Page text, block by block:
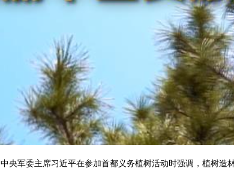
央军委主席习近平在参加首都义务植树活动时强调，植树造